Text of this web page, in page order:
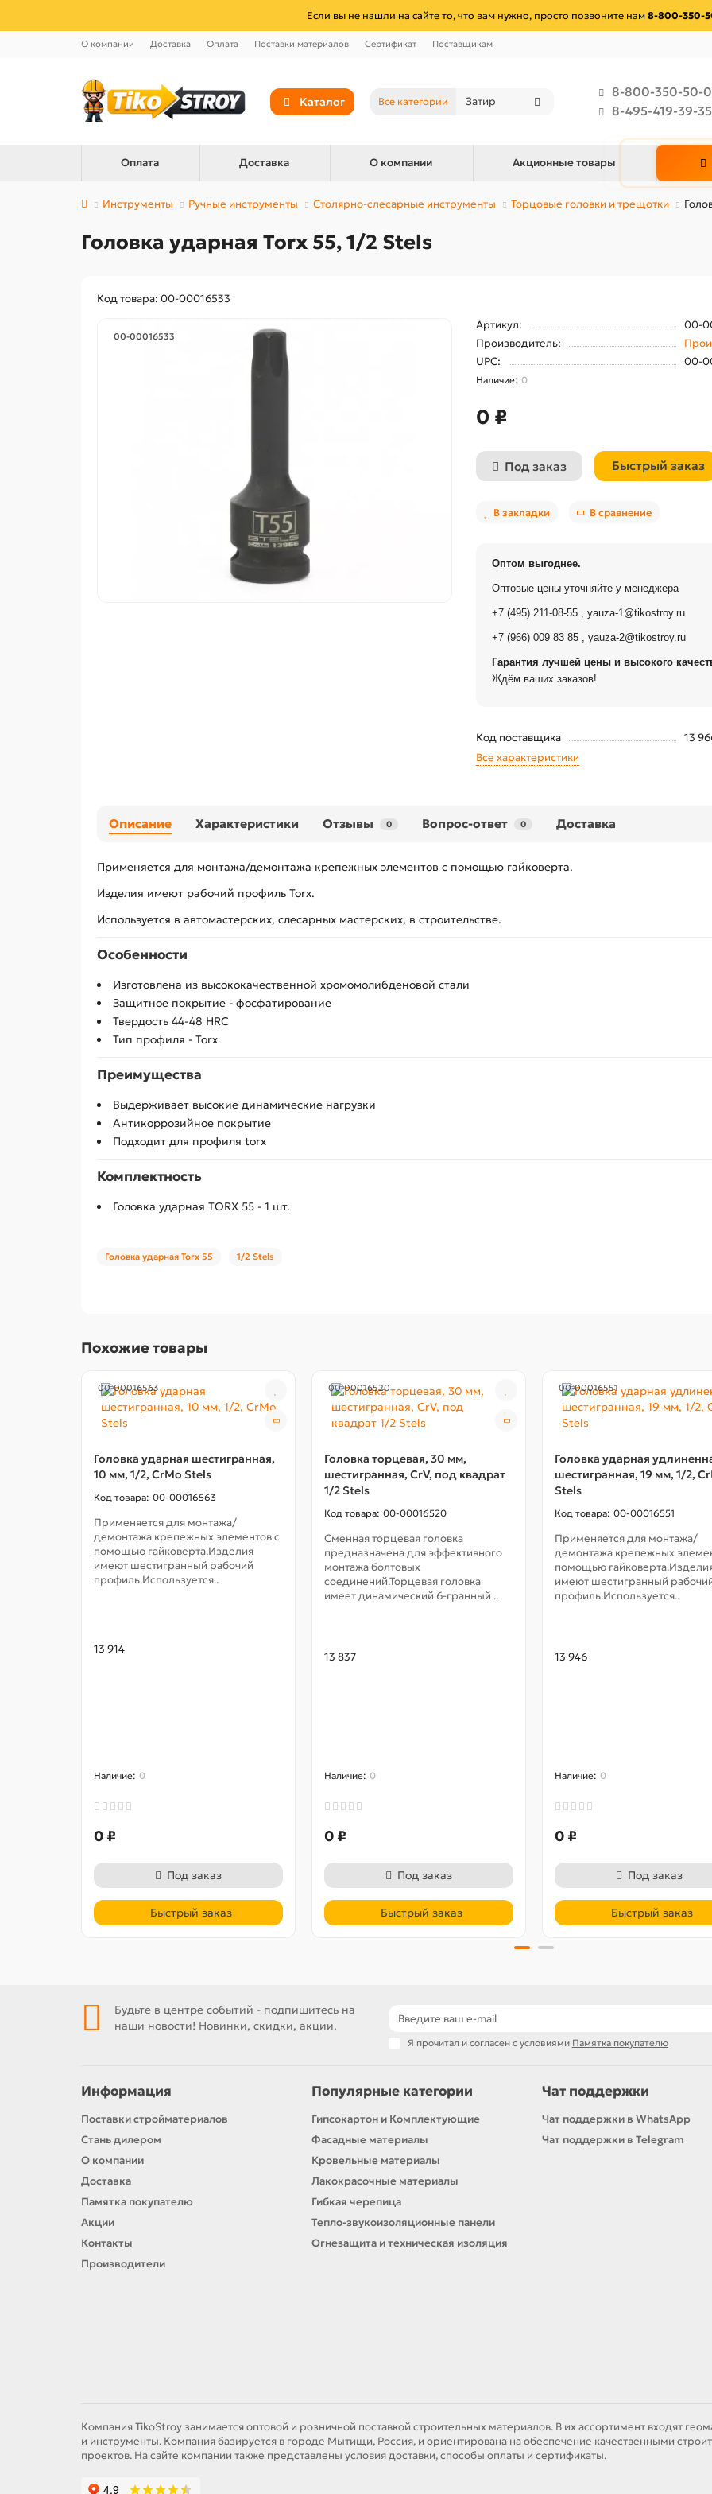
Если вы не нашли на сайте то, что вам нужно, просто позвоните нам8-800-350-
О компании Доставка Оплата Поставки материалов Сертификат Поставщикам
Каталог Все категории
8-800-350-50-
8-495-419-39-35
Оплата Доставка О компании Акционные товары
Инструменты Ручные инструменты Столярно-слесарные инструменты Торцовые головки и трещотки
Головка ударная Torx 55, 1/2 Stels
Код товара: 00-00016533
00-00016533
Артикул:
00-
Производитель:
UPC:
00-
0
0 ₽
Под заказ Быстрый заказ
В закладки В сравнение
Оптом выгоднее.
Оптовые цены уточняйте у менеджера
+7 (495) 211-08-55 , yauza-1@tikostroy.ru
+7 (966) 009 83 85 , yauza-2@tikostroy.ru
Гарантия лучшей цены и высокого
Ждём ваших заказов!
Код поставщика
13
Все характеристики
Описание Характеристики Отзывы 0 Вопрос-ответ 0 Доставка
Применяется для монтажа/демонтажа крепежных элементов с помощью гайковерта.
Изделия имеют рабочий профиль Torx.
Используется в автомастерских, слесарных мастерских, в строительстве.
Особенности
Изготовлена из высококачественной хромомолибденовой стали
Защитное покрытие - фосфатирование
Твердость 44-48 HRC
Тип профиля - Torx
Преимущества
Выдерживает высокие динамические нагрузки
Антикоррозийное покрытие
Подходит для профиля torx
Комплектность
Головка ударная TORX 55 - 1 шт.
Головка ударная Torx 55 1/2 Stels
Похожие товары
00-00016563
Головка ударная шестигранная,
10 мм, 1/2, CrMo Stels
00-00016563
Применяется для монтажа/
демонтажа крепежных элементов с
помощью гайковерта.Изделия
имеют шестигранный рабочий
профиль.Используется..
13 914
0
0 ₽
Под заказ
Быстрый заказ
00-00016520
Головка торцевая, 30 мм,
шестигранная, CrV, под квадрат
1/2 Stels
00-00016520
Сменная торцевая головка
предназначена для эффективного
монтажа болтовых
соединений.Торцевая головка
имеет динамический 6-гранный ..
13 837
0
0 ₽
Под заказ
Быстрый заказ
00-00016551
Головка ударная
шестигранная, 19 мм, 1/2,
Stels
00-00016551
Применяется для монтажа/
демонтажа крепежных
помощью
имеют шестигранный
профиль.Используется..
13 946
0
0 ₽
Под заказ
Быстрый заказ
Будьте в центре событий - подпишитесь на
наши новости! Новинки, скидки, акции.
Я прочитал и согласен с условиями Памятка покупателю
Информация
Поставки стройматериалов
Стань дилером
О компании
Доставка
Памятка покупателю
Акции
Контакты
Производители
Популярные категории
Гипсокартон и Комплектующие
Фасадные материалы
Кровельные материалы
Лакокрасочные материалы
Гибкая черепица
Тепло-звукоизоляционные панели
Огнезащита и техническая изоляция
Чат поддержки
Чат поддержки в WhatsApp
Чат поддержки в Telegram
Компания TikoStroy занимается оптовой и розничной поставкой строительных материалов. В их ассортимент входят
и инструменты. Компания базируется в городе Мытищи, Россия, и ориентирована на обеспечение качественными
проектов. На сайте компании также представлены условия доставки, способы оплаты и сертификаты.